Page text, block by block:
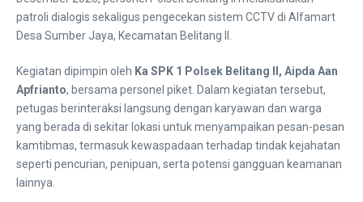
patroli dialogis sekaligus pengecekan sistem CCTV di Alfamart
Desa Sumber Jaya, Kecamatan Belitang II.
Kegiatan dipimpin oleh Ka SPK 1 Polsek Belitang II, Aipda Aan
Apfrianto, bersama personel piket. Dalam kegiatan tersebut,
petugas berinteraksi langsung dengan karyawan dan warga
yang berada di sekitar lokasi untuk menyampaikan pesan-pesan
kamtibmas, termasuk kewaspadaan terhadap tindak kejahatan
seperti pencurian, penipuan, serta potensi gangguan keamanan
lainnya.